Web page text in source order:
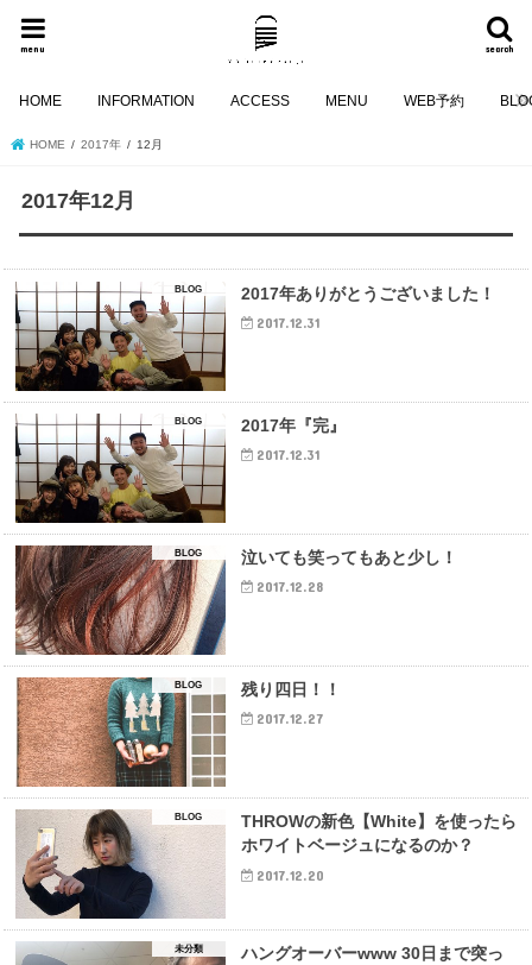
search
menu
HOME INFORMATION ACCESS MENU WEB予約
HOME 2017年 12月
2017年12月
BLOG 2017年ありがとうございました！
2017.12.31
BLOG 2017年『完』
2017.12.31
BLOG 泣いても笑ってもあと少し！
2017.12.28
BLOG 残り四日！！
2017.12.27
BLOG
THROWの新色【White】を使ったら
ホワイトベージュになるのか？
2017.12.20
未分類
ハングオーバーwww 30日まで突っ